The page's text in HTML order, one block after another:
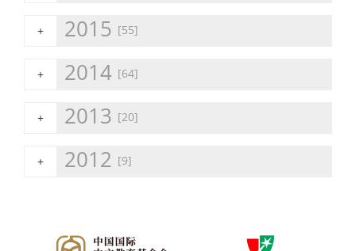
+ 2015 [55]
+ 2014 [64]
+ 2013 [20]
+ 2012 [9]